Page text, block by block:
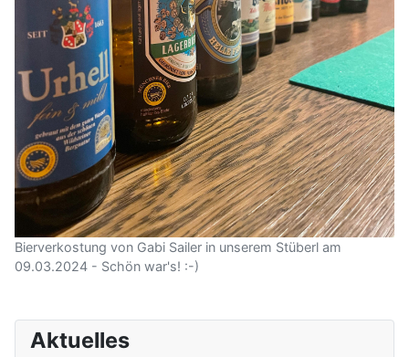
Aktuelles
Bierverkostung von Gabi Sailer in unserem Stüberl am
09.03.2024 - Schön war's! :-)